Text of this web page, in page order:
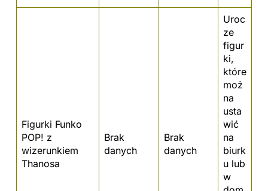
Figurki Funko
POP! z
wizerunkiem
Thanosa
Brak
danych
Brak
danych
Uroc
ze
figur
ki,
które
moż
na
usta
wić
na
biurk
u lub
w